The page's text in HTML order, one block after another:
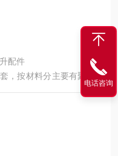
配件
，按材料分主要有聚氨酯
子滑套可替代铜件，金属
稳绳滑套钢丝绳导向套 多
电话咨询